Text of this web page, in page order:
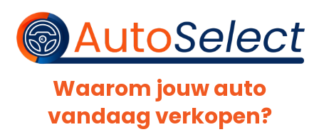
Waarom jouw auto
vandaag verkopen?